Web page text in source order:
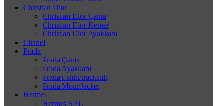
Christian Dior
Christian Dior Çanta
Christian Dior Kemer
Christian Dior Ayakkabı
Chanel
Prada
Prada Çanta
Prada Ayakkabı
Prada t-shirt/tracksuit
Prada Mont/Jacket
Hermes
Hermes ŞAL